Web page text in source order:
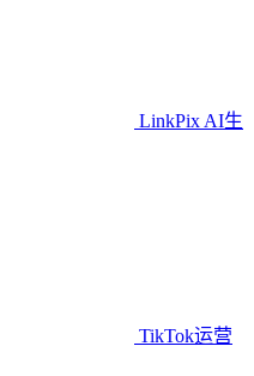
LinkPix AI生
TikTok运营